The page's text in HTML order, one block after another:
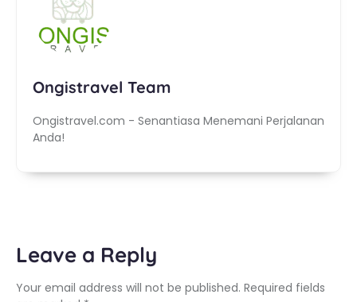
Ongistravel Team
Ongistravel.com - Senantiasa Menemani Perjalanan
Anda!
Leave a Reply
Your email address will not be published. Required fields